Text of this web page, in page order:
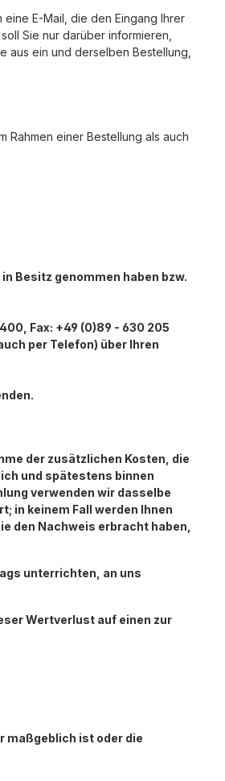
E-Mail, die den Eingang Ihrer
Sie nur darüber informieren,
aus ein und derselben Bestellung,
Rahmen einer Bestellung als auch
Besitz genommen haben bzw.
Fax: +49 (0)89 - 630 205
per Telefon) über Ihren
der zusätzlichen Kosten, die
und spätestens binnen
verwenden wir dasselbe
in keinem Fall werden Ihnen
den Nachweis erbracht haben,
unterrichten, an uns
Wertverlust auf einen zur
maßgeblich ist oder die